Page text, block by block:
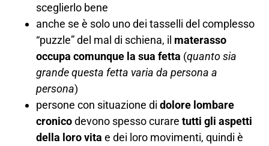
sceglierlo bene
anche se è solo uno dei tasselli del complesso
“puzzle” del mal di schiena, il materasso
occupa comunque la sua fetta (quanto sia
grande questa fetta varia da persona a
persona)
persone con situazione di dolore lombare
cronicodevono spesso curare tutti gli aspetti
della loro vita e dei loro movimenti, quindi è